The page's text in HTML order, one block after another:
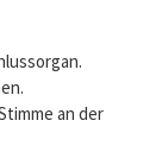
an der